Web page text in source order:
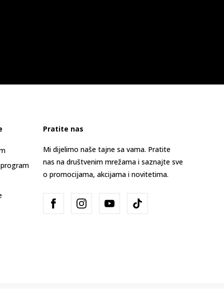
Pratite nas
Mi dijelimo naše tajne sa vama. Pratite
nas na društvenim mrežama i saznajte sve
o promocijama, akcijama i novitetima.